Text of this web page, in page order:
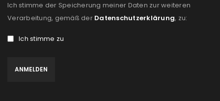
Ich stimme der Speicherung meiner Daten zur weiteren
Verarbeitung, gemäß der Datenschutzerklärung, zu:
Ich stimme zu